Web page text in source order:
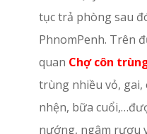
tục trả phòng sau
PhnomPenh. Trên
quan Chợ côn
trùng nhiều vỏ, gai,
nhện, bữa
nướng, ngâm rượu